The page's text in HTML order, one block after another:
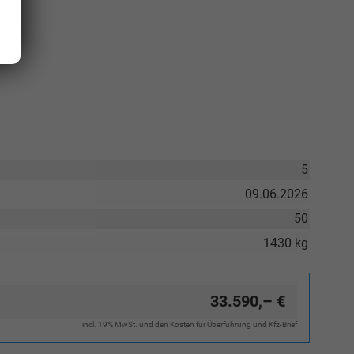
5
09.06.2026
50
1430 kg
33.590,– €
incl. 19% MwSt. und den Kosten für Überführung und Kfz-Brief